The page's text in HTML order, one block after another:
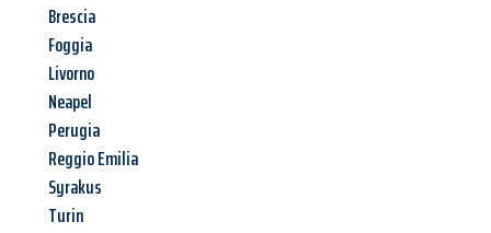
Brescia
Foggia
Livorno
Neapel
Perugia
Reggio Emilia
Syrakus
Turin